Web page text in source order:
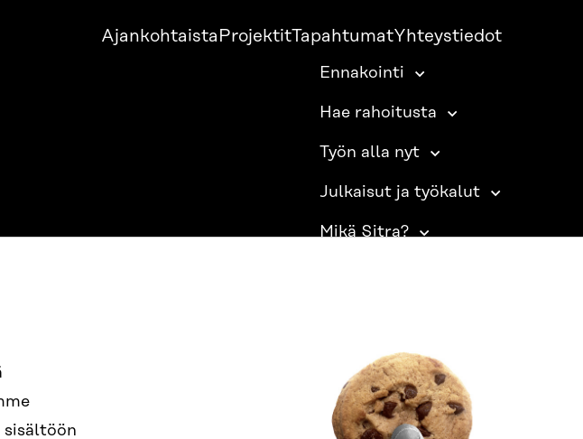
Ajankohtaista ProjektitTapahtumatYhteystiedot
Ennakointi
Hae rahoitusta
Työn alla nyt
Julkaisut ja työkalut
Mikä Sitra?
SITRA SOSIAALISESSA MEDIASSA